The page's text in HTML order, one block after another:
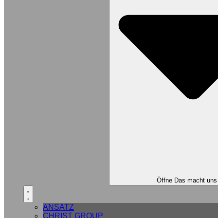
Öffne Das macht
ANSATZ
CHRIST GROUP